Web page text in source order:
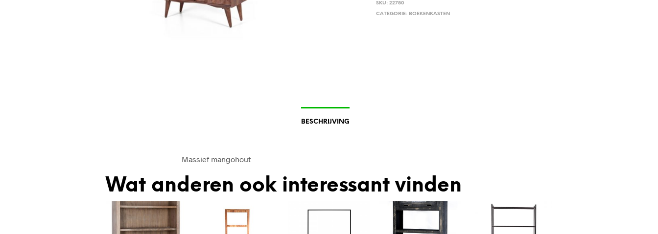
SKU:22780
CATEGORIE: BOEKENKASTEN
BESCHRIJVING
Massief mangohout
Wat anderen ook interessant vinden